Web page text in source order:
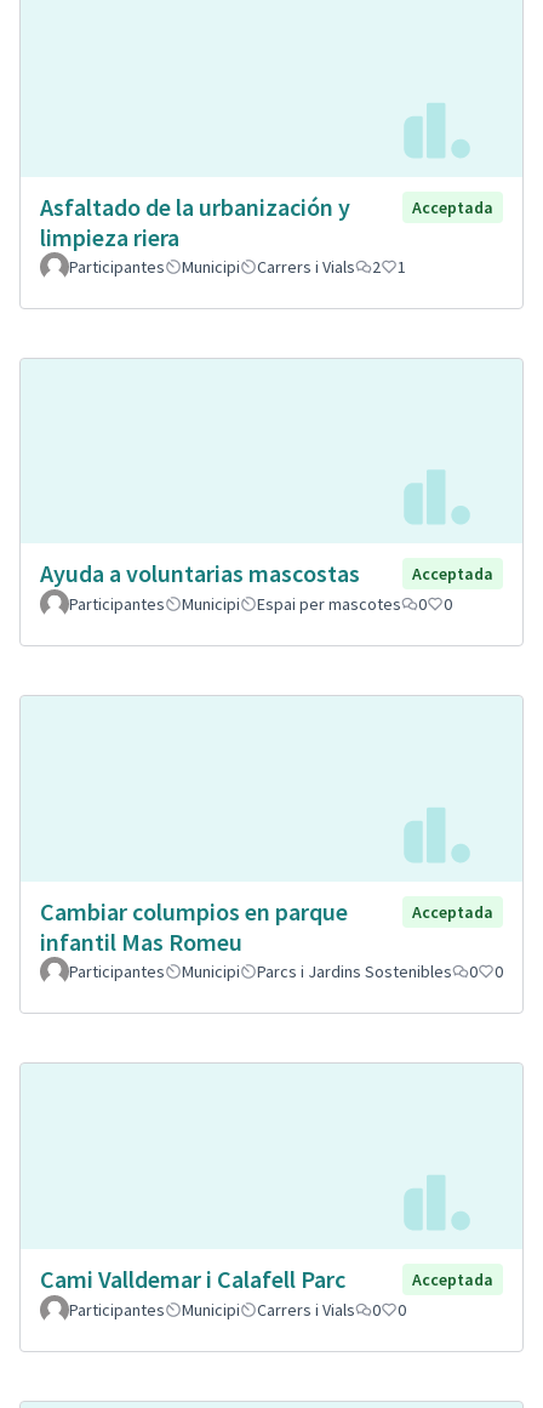
Asfaltado de la urbanización y
limpieza riera
Acceptada
Participantes Municipi Carrers i Vials 2 1
Ayuda a voluntarias mascostas
Acceptada
Participantes
Municipi Espai per mascotes 0 0
Cambiar columpios en parque
infantil Mas Romeu
Acceptada
Participantes Municipi Parcs i Jardins Sostenibles 0 0
Cami Valldemar i Calafell Parc
Acceptada
Participantes
Municipi Carrers i Vials 0 0